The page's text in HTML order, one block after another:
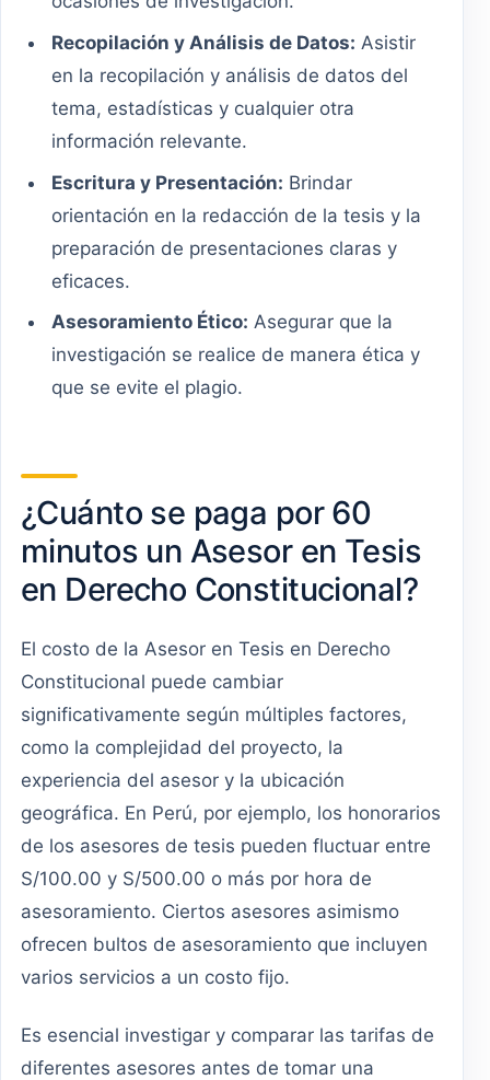
Recopilación y Análisis de Datos: Asistir
en la recopilación y análisis de datos del
tema, estadísticas y cualquier otra
información relevante.
Escritura y Presentación: Brindar
orientación en la redacción de la tesis y la
preparación de presentaciones claras y
eficaces.
Asesoramiento Ético: Asegurar que la
investigación se realice de manera ética y
que se evite el plagio.
¿Cuánto se paga por 60
minutos un Asesor en Tesis
en Derecho Constitucional?
El costo de la Asesor en Tesis en Derecho
Constitucional puede cambiar
significativamente según múltiples factores,
como la complejidad del proyecto, la
experiencia del asesor y la ubicación
geográfica. En Perú, por ejemplo, los honorarios
de los asesores de tesis pueden fluctuar entre
S/100.00 y S/500.00 o más por hora de
asesoramiento. Ciertos asesores asimismo
ofrecen bultos de asesoramiento que incluyen
varios servicios a un costo fijo.
Es esencial investigar y comparar las tarifas de
diferentes asesores antes de tomar una